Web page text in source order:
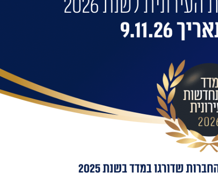
את הבניין שלכם?
בניינית
אימייל